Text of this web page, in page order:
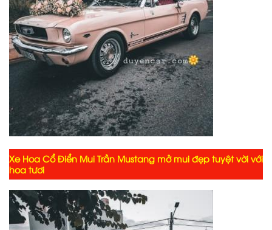
Xe Hoa Cổ Điển Mui Trần Mustang mở mui đẹp tuyệt vời với
hoa tươi